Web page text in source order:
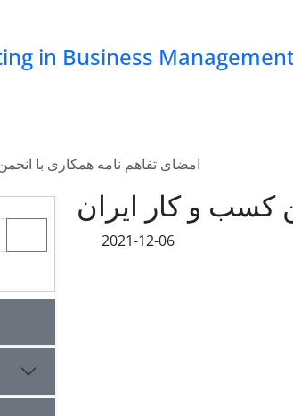
in Business
امضای تفاهم نامه همکاری با
کسب و کار ایران
2021-12-06